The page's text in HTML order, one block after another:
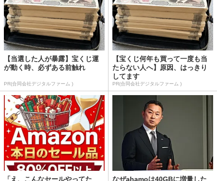
【当選した人が暴露】宝くじ運
が動く時、必ずある前触れ
PR(合同会社デジタルファーム )
【宝くじ何年も買って一度も当
たらない人へ】原因、はっきり
してます
PR(合同会社デジタルファーム )
「え、こんなセールやってた
なぜahamoは40GBに増量した